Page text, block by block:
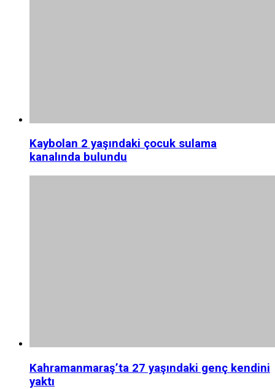
Kaybolan 2 yaşındaki çocuk sulama
kanalında bulundu
Kahramanmaraş’ta 27 yaşındaki genç kendini
yaktı